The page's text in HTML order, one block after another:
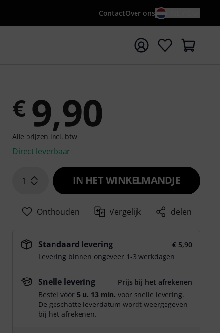
ContactOver ons
zoekterm {searchTerm}
€ 9,90
Alle prijzen incl. btw
Direct leverbaar
1 IN HET WINKELMANDJE
Onthouden Vergelijk delen
Standaard levering
€ 5,90
Levering binnen ongeveer 1-3 werkdagen
Snelle levering
Prijs bij het afrekenen
Bestel vóór 5 u. 13 min. voor snelle levering.
De geschatte leverdatum wordt weergegeven
bij het afrekenen.